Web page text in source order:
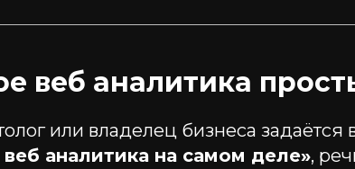
веб аналитика
или владелец бизнеса задаётся
аналитика на самом деле»,